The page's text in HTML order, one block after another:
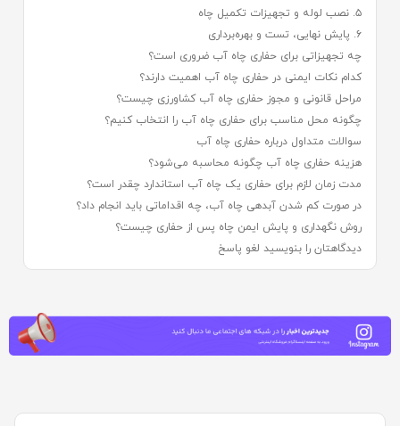
۵. نصب لوله و تجهیزات تکمیل چاه
۶. پایش نهایی، تست و بهره‌برداری
چه تجهیزاتی برای حفاری چاه آب ضروری است؟
کدام نکات ایمنی در حفاری چاه آب اهمیت دارند؟
مراحل قانونی و مجوز حفاری چاه آب کشاورزی چیست؟
چگونه محل مناسب برای حفاری چاه آب را انتخاب کنیم؟
سوالات متداول درباره حفاری چاه آب
هزینه حفاری چاه آب چگونه محاسبه می‌شود؟
مدت زمان لازم برای حفاری یک چاه آب استاندارد چقدر است؟
در صورت کم شدن آبدهی چاه آب، چه اقداماتی باید انجام داد؟
روش نگهداری و پایش ایمن چاه پس از حفاری چیست؟
دیدگاهتان را بنویسید لغو پاسخ